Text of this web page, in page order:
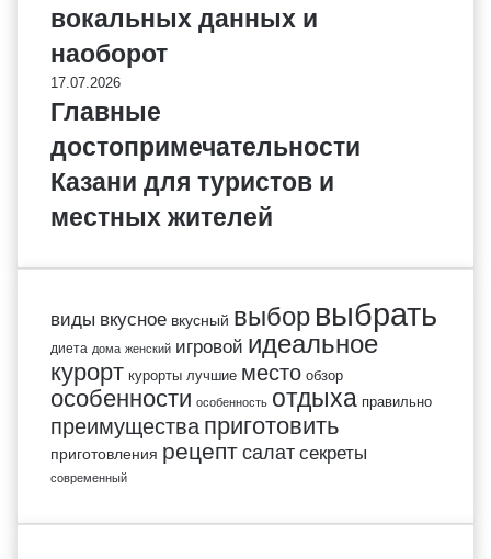
вокальных данных и
наоборот
17.07.2026
Главные
достопримечательности
Казани для туристов и
местных жителей
виды вкусное вкусный выбор выбрать
диета дома женский игровой идеальное
курорт курорты лучшие место обзор
особенности особенность отдыха правильно
преимущества приготовить
приготовления рецепт салат секреты
современный